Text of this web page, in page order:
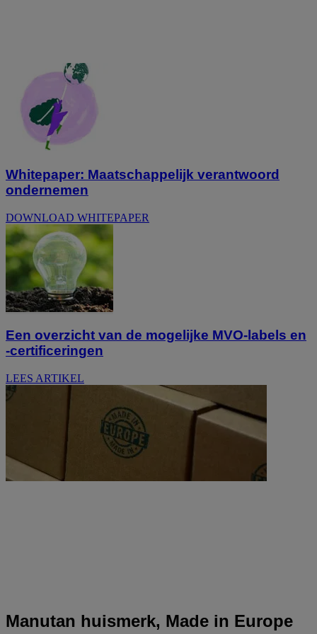
Whitepaper: Maatschappelijk verantwoord
ondernemen
DOWNLOAD WHITEPAPER
Een overzicht van de mogelijke MVO-labels en
-certificeringen
LEES ARTIKEL
Manutan huismerk, Made in Europe